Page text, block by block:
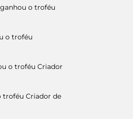
ganhou o troféu
o troféu
o troféu Criador
troféu Criador de